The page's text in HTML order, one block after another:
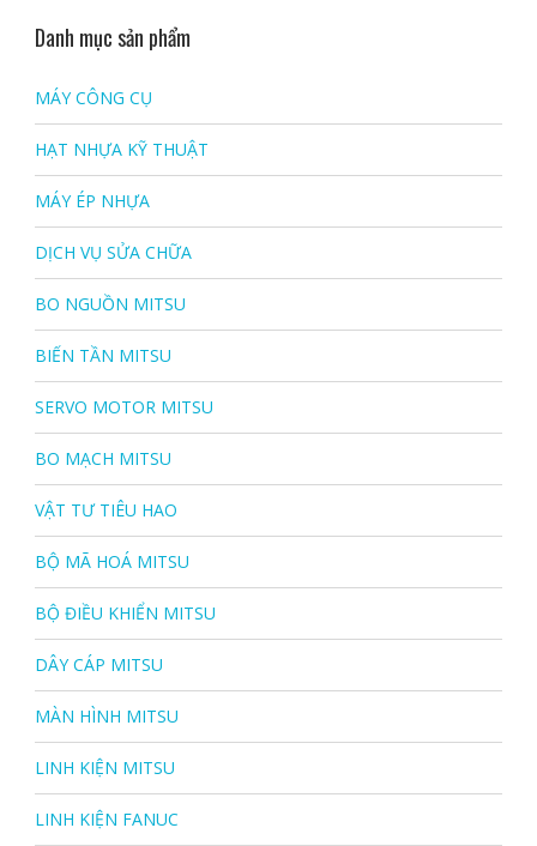
Danh mục sản phẩm
MÁY CÔNG CỤ
HẠT NHỰA KỸ THUẬT
MÁY ÉP NHỰA
DỊCH VỤ SỬA CHỮA
BO NGUỒN MITSU
BIẾN TẦN MITSU
SERVO MOTOR MITSU
BO MẠCH MITSU
VẬT TƯ TIÊU HAO
BỘ MÃ HOÁ MITSU
BỘ ĐIỀU KHIỂN MITSU
DÂY CÁP MITSU
MÀN HÌNH MITSU
LINH KIỆN MITSU
LINH KIỆN FANUC